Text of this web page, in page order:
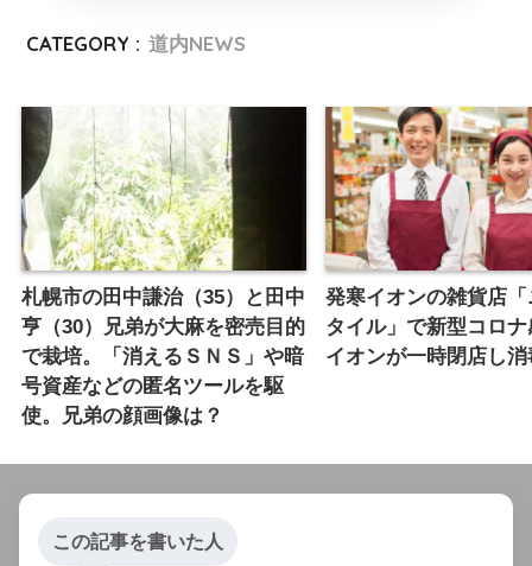
CATEGORY : 道内NEWS
札幌市の田中謙治（35）と田中
亨（30）兄弟が大麻を密売目的
で栽培。「消えるＳＮＳ」や暗
号資産などの匿名ツールを駆
使。兄弟の顔画像は？
発寒イオンの雑貨店
タイル」で新型コロ
イオンが一時閉店し
この記事を書いた人